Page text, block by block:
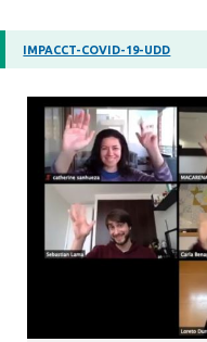
IMPACCT-COVID-19-UDD